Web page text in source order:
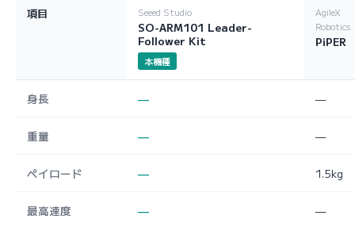
項目 Seeed Studio
SO-ARM101 Leader-
Follower Kit
本機種
AgileX
Robotics
PiPER
身長 — —
重量 — —
ペイロード — 1.5kg
最高速度 — —